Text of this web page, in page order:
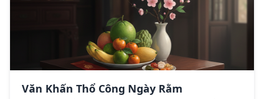
Văn Khấn Thổ Công Ngày Rằm